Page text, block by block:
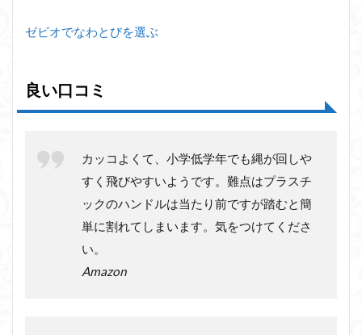
ゼビオでなわとびを選ぶ
良い口コミ
カッコよくて、小学低学年でも縄が回しや
すく飛びやすいようです。難点はプラスチ
ックのハンドルは当たり前ですが踏むと簡
単に割れてしまいます。気をつけてくださ
い。
Amazon